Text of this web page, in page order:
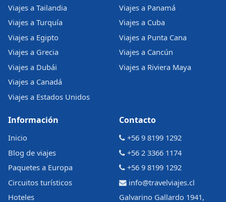
Viajes a Tailandia
Viajes a Turquía
Viajes a Egipto
Viajes a Grecia
Viajes a Dubái
Viajes a Canadá
Viajes a Estados Unidos
Viajes a Panamá
Viajes a Cuba
Viajes a Punta Cana
Viajes a Cancún
Viajes a Riviera Maya
Información
Inicio
Blog de viajes
Paquetes a Europa
Circuitos turísticos
Hoteles
Contacto
+56 9 8199 1292
+56 2 3366 1174
+56 9 8199 1292
info@travelviajes.cl
Galvarino Gallardo 1941,